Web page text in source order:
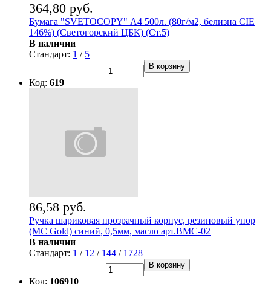
364,80 руб.
Бумага "SVETOCOPY" А4 500л. (80г/м2, белизна CIE
146%) (Светогорский ЦБК) (Ст.5)
В наличии
Стандарт: 1 / 5
В корзину
Код: 619
86,58 руб.
Ручка шариковая прозрачный корпус, резиновый упор
(MC Gold) синий, 0,5мм, масло арт.BMC-02
В наличии
Стандарт: 1 / 12 / 144 / 1728
В корзину
Код: 106910